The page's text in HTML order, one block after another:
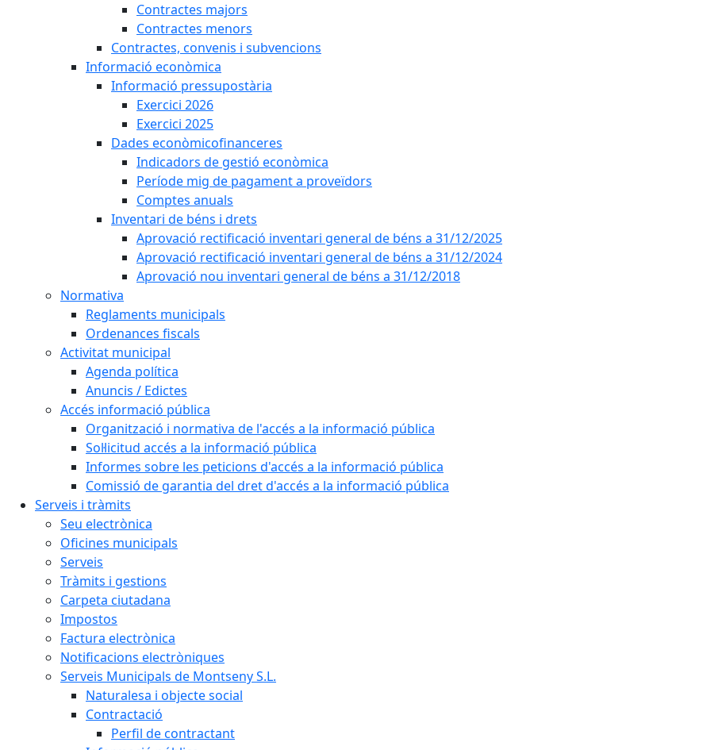
Contractes majors
Contractes menors
Contractes, convenis i subvencions
Informació econòmica
Informació pressupostària
Exercici 2026
Exercici 2025
Dades econòmicofinanceres
Indicadors de gestió econòmica
Període mig de pagament a proveïdors
Comptes anuals
Inventari de béns i drets
Aprovació rectificació inventari general de béns a 31/12/2025
Aprovació rectificació inventari general de béns a 31/12/2024
Aprovació nou inventari general de béns a 31/12/2018
Normativa
Reglaments municipals
Ordenances fiscals
Activitat municipal
Agenda política
Anuncis / Edictes
Accés informació pública
Organització i normativa de l'accés a la informació pública
Sol·licitud accés a la informació pública
Informes sobre les peticions d'accés a la informació pública
Comissió de garantia del dret d'accés a la informació pública
Serveis i tràmits
Seu electrònica
Oficines municipals
Serveis
Tràmits i gestions
Carpeta ciutadana
Impostos
Factura electrònica
Notificacions electròniques
Serveis Municipals de Montseny S.L.
Naturalesa i objecte social
Contractació
Perfil de contractant